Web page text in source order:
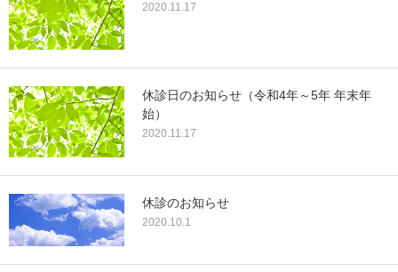
2020.11.17
休診日のお知らせ（令和4年～5年 年末年
始）
2020.11.17
休診のお知らせ
2020.10.1